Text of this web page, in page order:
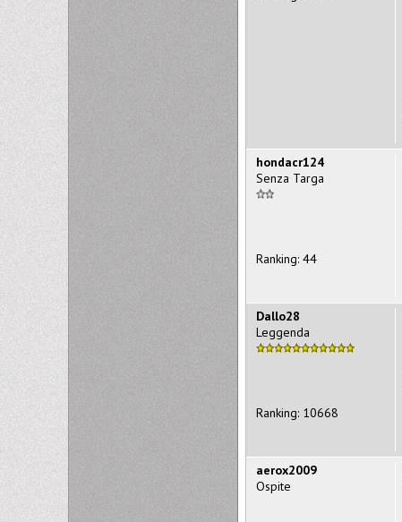
hondacr124
Senza Targa
Ranking: 44
Dallo28
Leggenda
Ranking: 10668
aerox2009
Ospite